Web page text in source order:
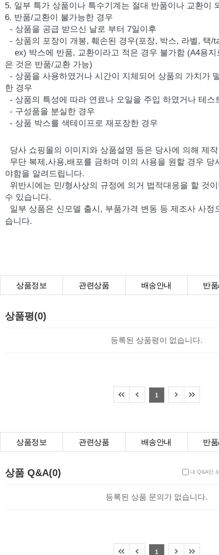
5. 일부 특가 상품이나 특수기계는 절대 반품이나 교환이
6. 반품/교환이 불가능한 경우
- 상품을 공급 받으신 날로 부터 7일이후
- 상품의 포장이 개봉, 훼손된 경우(포장, 박스, 라벨, 택/
ex) 박스에 반품, 교환이라고 적은 경우 불가함 (A4용지
은 것은 반품/교환 가능)
- 상품을 사용하였거나 시간이 지체되어 상품의 가치가
한 경우
- 상품의 특성에 따라 연료나 오일을 주입 하였거나 테스
- 구성품을 분실한 경우
- 상품 박스를 색테이프로 재포장한 경우
당사 쇼핑몰의 이미지와 상품설명 등은 당사에 의해 제
무단 복제,사용,배포를 금하며 이의 사용을 원할 경우 당
야함을 알려드립니다.
위반시에는 민/형사상의 규정에 의거 법적대응을 할 것
수 있습니다.
일부 상품은 신모델 출시, 부품가격 변동 등 제조사 사정
습니다.
상품정보 관련상품 배송안내 반
상품평(0)
등록된 상품평이 없습니다.
1
상품정보 관련상품 배송안내 반
상품 Q&A(0) 내 Q&A만
등록된 상품 문의가 없습니다.
1